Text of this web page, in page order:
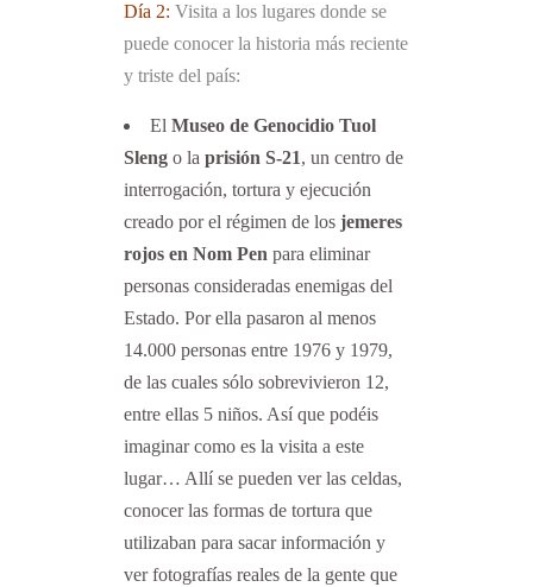
Día 2: Visita a los lugares donde se
puede conocer la historia más reciente
y triste del país:
El Museo de Genocidio Tuol
Sleng o la prisión S-21, un centro de
interrogación, tortura y ejecución
creado por el régimen de los jemeres
rojos en Nom Pen para eliminar
personas consideradas enemigas del
Estado. Por ella pasaron al menos
14.000 personas entre 1976 y 1979,
de las cuales sólo sobrevivieron 12,
entre ellas 5 niños. Así que podéis
imaginar como es la visita a este
lugar… Allí se pueden ver las celdas,
conocer las formas de tortura que
utilizaban para sacar información y
ver fotografías reales de la gente que